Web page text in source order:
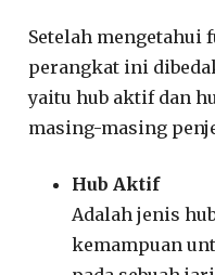
Setelah mengetahui
perangkat ini
yaitu hub aktif dan
masing-masing
Hub Aktif
Adalah jenis
kemampuan